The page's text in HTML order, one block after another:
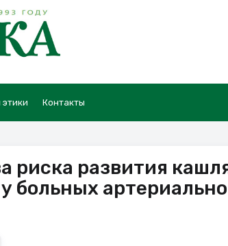
Контакты
риска развития
больных